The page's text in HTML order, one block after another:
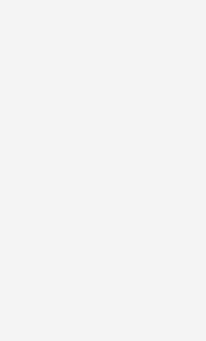
können gepresst als Biokohle beim
zur Herstellung
dem Projekt „Biochar Europe“